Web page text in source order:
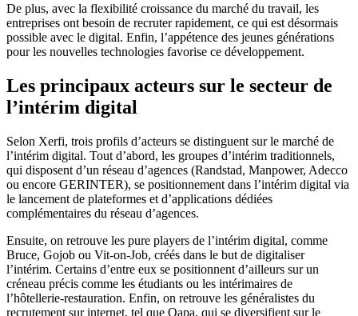
De plus, avec la flexibilité croissance du marché du travail, les
entreprises ont besoin de recruter rapidement, ce qui est désormais
possible avec le digital. Enfin, l’appétence des jeunes générations
pour les nouvelles technologies favorise ce développement.
Les principaux acteurs sur le secteur de
l’intérim digital
Selon Xerfi, trois profils d’acteurs se distinguent sur le marché de
l’intérim digital. Tout d’abord, les groupes d’intérim traditionnels,
qui disposent d’un réseau d’agences (Randstad, Manpower, Adecco
ou encore GERINTER), se positionnement dans l’intérim digital via
le lancement de plateformes et d’applications dédiées
complémentaires du réseau d’agences.
Ensuite, on retrouve les pure players de l’intérim digital, comme
Bruce, Gojob ou Vit-on-Job, créés dans le but de digitaliser
l’intérim. Certains d’entre eux se positionnent d’ailleurs sur un
créneau précis comme les étudiants ou les intérimaires de
l’hôtellerie-restauration. Enfin, on retrouve les généralistes du
recrutement sur internet, tel que Qapa, qui se diversifient sur le